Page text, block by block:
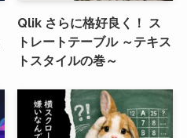
Qlik さらに格好良く！ ス
トレートテーブル ～テキス
トスタイルの巻～